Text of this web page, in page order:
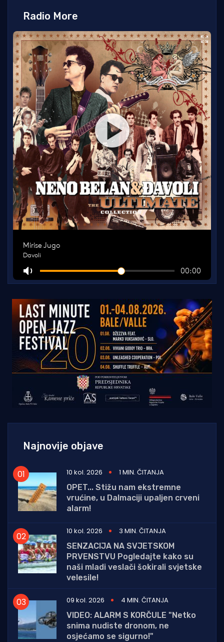
Radio More
Najnovije objave
10 kol. 2026
1 MIN. ČITANJA
OPET... Stižu nam ekstremne
vrućine, u Dalmaciji upaljen crveni
alarm!
10 kol. 2026
3 MIN. ČITANJA
SENZACIJA NA SVJETSKOM
PRVENSTVU Pogledajte kako su
naši mladi veslači šokirali svjetske
velesile!
09 kol. 2026
4 MIN. ČITANJA
VIDEO: ALARM S KORČULE "Netko
snima nudiste dronom, ne
osjećamo se sigurno!"